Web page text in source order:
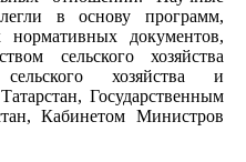
в основу программ,
документов,
сельского хозяйства
хозяйства и
Государственным
Кабинетом Министров